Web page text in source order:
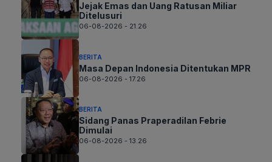
Jejak Emas dan Uang Ratusan Miliar
Ditelusuri
06-08-2026 - 21.26
BERITA
Masa Depan Indonesia Ditentukan MPR
06-08-2026 - 17.26
BERITA
Sidang Panas Praperadilan Febrie
Dimulai
06-08-2026 - 13.26